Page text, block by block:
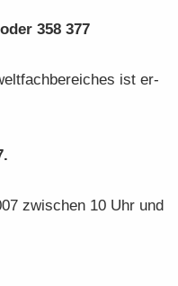
358 377
ist er­
zwi­schen 10 Uhr und